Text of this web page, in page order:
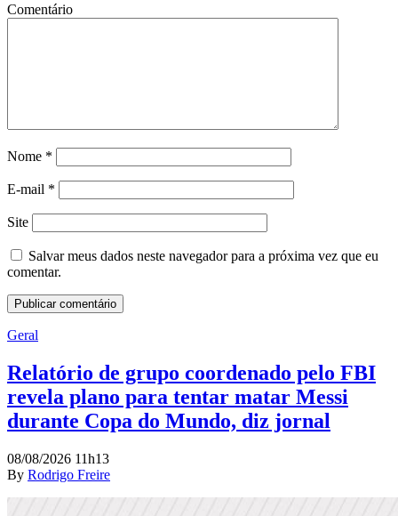
Comentário
Nome *
E-mail *
Site
Salvar meus dados neste navegador para a próxima vez que eu
comentar.
Geral
Relatório de grupo coordenado pelo FBI
revela plano para tentar matar Messi
durante Copa do Mundo, diz jornal
08/08/2026 11h13
By Rodrigo Freire